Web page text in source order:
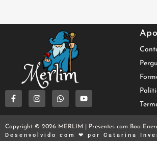
Copyright © 2026 MERLIM | Presentes com Boa
Desenvolvido com ❤ por Catarina